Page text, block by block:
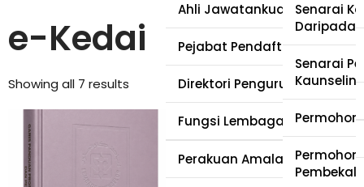
Ahli Jawatankuasa Kecil
Pejabat Pendaftar
Direktori Pengurusan
Fungsi Lembaga Kaunselor
Soalan Lazim
Perakuan Amalan (PA)
Senarai
Daripada
Senarai
Pembekal
e-Kedai
Showing all 7 results